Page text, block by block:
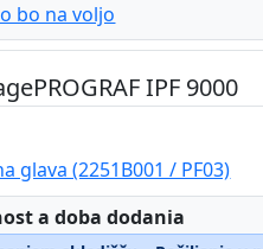
bo na voljo
IPF 9000
glava (2251B001 / PF03)
a doba dodania